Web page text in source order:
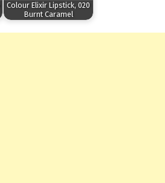
Colour Elixir Lipstick, 020
Burnt Caramel